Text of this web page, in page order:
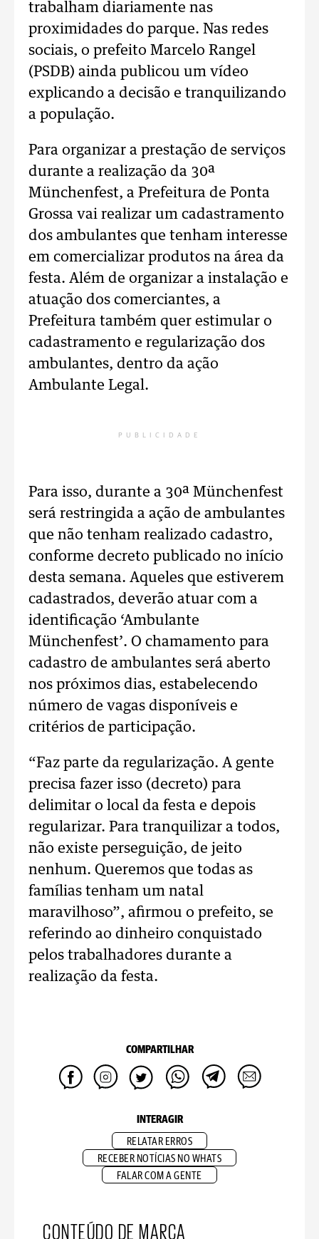
trabalham diariamente nas
proximidades do parque. Nas redes
sociais, o prefeito Marcelo Rangel
(PSDB) ainda publicou um vídeo
explicando a decisão e tranquilizando
a população.
Para organizar a prestação de serviços
durante a realização da 30ª
Münchenfest, a Prefeitura de Ponta
Grossa vai realizar um cadastramento
dos ambulantes que tenham interesse
em comercializar produtos na área da
festa. Além de organizar a instalação e
atuação dos comerciantes, a
Prefeitura também quer estimular o
cadastramento e regularização dos
ambulantes, dentro da ação
Ambulante Legal.
PUBLICIDADE
Para isso, durante a 30ª Münchenfest
será restringida a ação de ambulantes
que não tenham realizado cadastro,
conforme decreto publicado no início
desta semana. Aqueles que estiverem
cadastrados, deverão atuar com a
identificação ‘Ambulante
Münchenfest’. O chamamento para
cadastro de ambulantes será aberto
nos próximos dias, estabelecendo
número de vagas disponíveis e
critérios de participação.
“Faz parte da regularização. A gente
precisa fazer isso (decreto) para
delimitar o local da festa e depois
regularizar. Para tranquilizar a todos,
não existe perseguição, de jeito
nenhum. Queremos que todas as
famílias tenham um natal
maravilhoso”, afirmou o prefeito, se
referindo ao dinheiro conquistado
pelos trabalhadores durante a
realização da festa.
COMPARTILHAR
INTERAGIR
RELATAR ERROS
RECEBER NOTÍCIAS NO WHATS
FALAR COM A GENTE
CONTEÚDO DE MARCA